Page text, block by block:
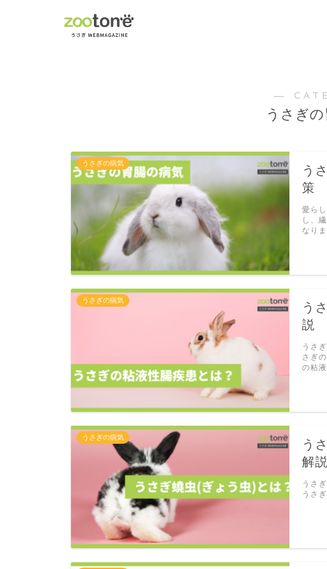
―
うさぎ
うさぎの病気
う
策
愛ら
し、
なり
うさぎの病気
う
説
うさ
さぎ
の粘
うさぎの病気
う
解説
うさ
うさ